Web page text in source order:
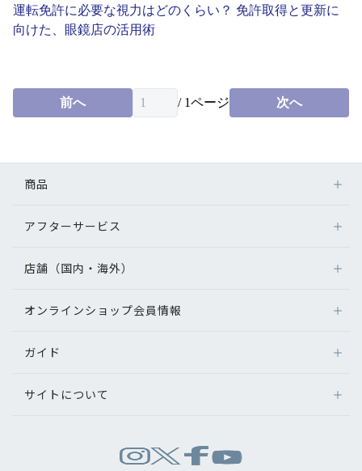
運転免許に必要な視力はどのくらい？ 免許取得と更新に
向けた、眼鏡店の活用術
前へ / 1ページ 次へ
商品
メガネ
サングラス
補聴器
グッズ・小物
アフターサービス
アフターサービス
メガネの不具合、修理について
補聴器に関するアフターサービス
店舗（国内・海外）
店舗検索
オンラインショップ会員情報
ログイン
ガイド
オンラインショップご利用ガイド
サイトについて